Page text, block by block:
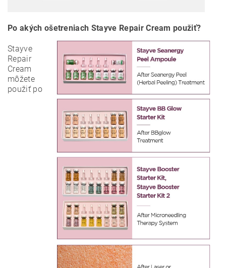
Po akých ošetreniach Stayve Repair Cream použiť?
Stayve
Repair
Cream
môžete
použiť po